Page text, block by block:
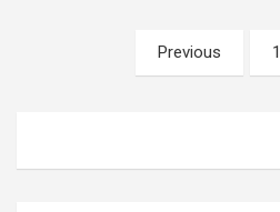
pagination
Previous 1